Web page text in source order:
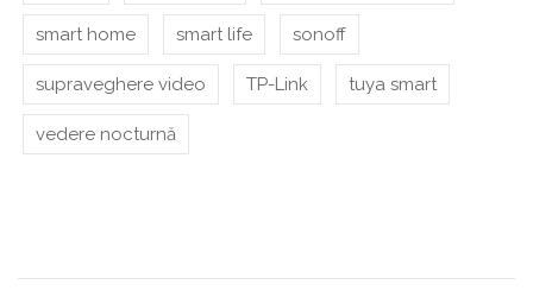
smart home smart life sonoff
supraveghere video TP-Link tuya smart
vedere nocturnă